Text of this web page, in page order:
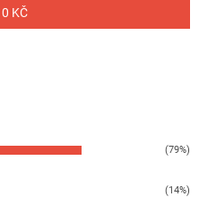
0 KČ
(79%)
(14%)